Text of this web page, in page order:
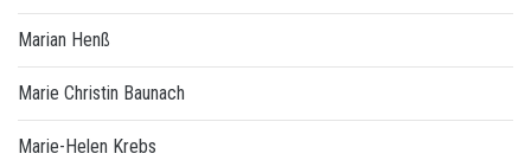
Marian Henß
Marie Christin Baunach
Marie-Helen Krebs